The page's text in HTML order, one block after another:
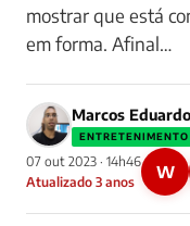
mostrar que está
em forma. Afinal…
Marcos
ENTRETENIMENTO
07 out 2023 · 14h46
Atualizado 3 anos
W